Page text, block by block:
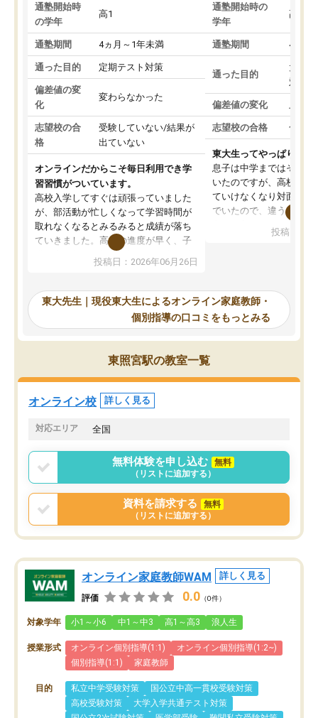
通塾開始時
の学年
高1
通塾期間 4ヵ月～1年未満
通った目的 定期テスト対策
偏差値の変
化
変わらなかった
志望校の合
格
受験していない/結果が
出ていない
オンラインだからこそ毎日利用でき学
習習慣がついています。
高校入学してすぐは頑張っていました
が、部活動が忙しくなって学習時間が
取れなくなるとみるみると成績が落ち
ていきました。高校の進度が早く、子
供も家に帰って勉強の話すると嫌な反
応を示します。東大先生にお願いして
れるので、親としても安心です。毎日
使える自習室とかもあり、わからない
ところがあれば先生が回答してくれる
のも重宝しています。
投稿日：2026年06月26日
通塾開始時の
学年
高3
通塾期間 4ヵ月
通った目的
大学
対策
偏差値の変化
志望校の合格 合格
東大生ってやっぱりすご
息子は中学まではそこそ
いたのですが、高校に入
ていけなくなり対面の塾
でいたので、違うアプロ
で、当初は模試でD判定
自習室が毎日使えていつ
るのが心強かったよう
謝です。
投稿日：
東大先生｜現役東大生によるオンライン家庭教師・
個別指導の口コミをもっとみる
東照宮駅の教室一覧
オンライン校 詳しく見る
対応エリア 全国
無料体験を申し込む
無料
（リストに追加する）
資料を請求する
無料
（リストに追加する）
オンライン家庭教師WAM 詳しく見る
評価 0.0 （0件）
対象学年 小1～小6 中1～中3 高1～高3 浪人生
授業形式 オンライン個別指導(1:1)
オンライン個別指導(1:2~)
個別指導(1:1)
家庭教師
目的 私立中学受験対策
国公立中高一貫校受験対策
高校受験対策
大学入学共通テスト対策